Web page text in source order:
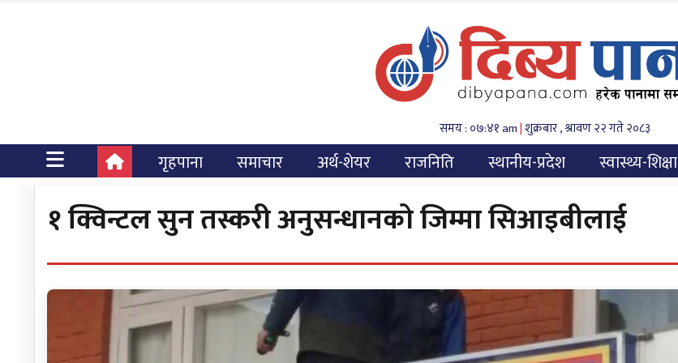
समय : ०७:४१ am|शुक्रबार , श्रावण २२ गते २०८३
गृहपाना समाचार अर्थ-शेयर राजनिति स्थानीय-प्रदेश स्वास्थ्य-शिक्षा
१ क्विन्टल सुन तस्करी अनुसन्धानको जिम्मा सिआइबीलाई